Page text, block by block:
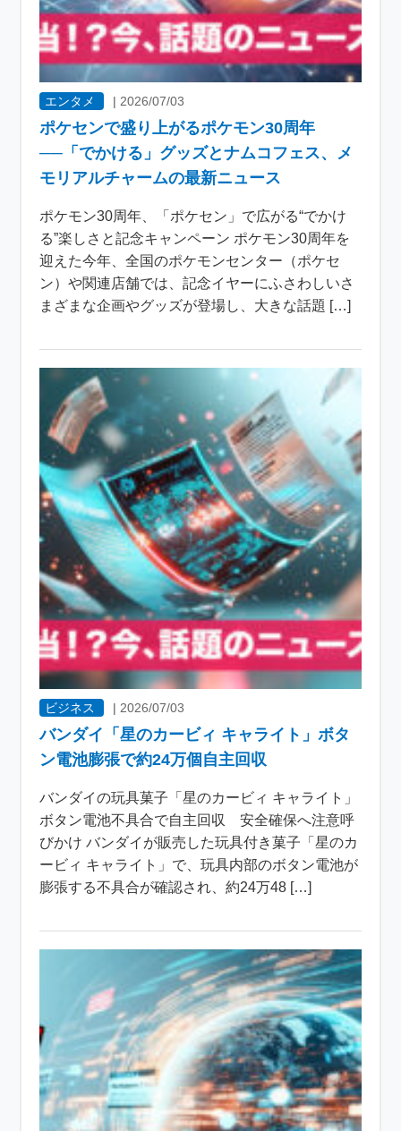
エンタメ | 2026/07/03
ポケセンで盛り上がるポケモン30周年
──「でかける」グッズとナムコフェス、メ
モリアルチャームの最新ニュース
ポケモン30周年、「ポケセン」で広がる“でかけ
る”楽しさと記念キャンペーン ポケモン30周年を
迎えた今年、全国のポケモンセンター（ポケセ
ン）や関連店舗では、記念イヤーにふさわしいさ
まざまな企画やグッズが登場し、大きな話題 […]
ビジネス |2026/07/03
バンダイ「星のカービィ キャライト」ボタ
ン電池膨張で約24万個自主回収
バンダイの玩具菓子「星のカービィ キャライト」
ボタン電池不具合で自主回収 安全確保へ注意呼
びかけ バンダイが販売した玩具付き菓子「星のカ
ービィ キャライト」で、玩具内部のボタン電池が
膨張する不具合が確認され、約24万48 […]